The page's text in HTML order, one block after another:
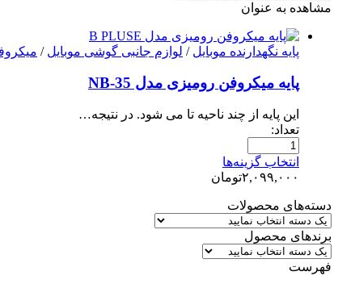
مشاهده به عنوان
پایه نگهدارنده موبایل / لوازم جانبی گوشی موبایل /
پایه میکروفن رومیزی مدل NB-35
این پایه از چند ناحیه تا می شود. در نتیجه…
تعداد:
انتخاب گزینه‌ها
۲,۰۹۹,۰۰۰تومان
دسته‌های محصولات
برندهای محصول
فهرست